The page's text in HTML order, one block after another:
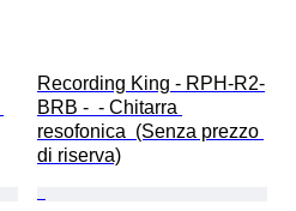
Recording King - RPH-R2-
BRB -  - Chitarra
resofonica  (Senza prezzo
di riserva)